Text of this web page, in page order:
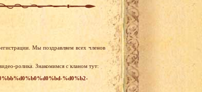
Мы поздравляем всех членов
ролика. Знакомимся с кланом тут:
%d0%b2-